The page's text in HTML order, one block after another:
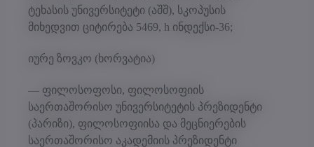
ტეხასის უნივერსიტეტი (აშშ), სკოპუსის
მიხედვით ციტირება 5469, h ინდექსი-36;
იურე ზოვკო (ხორვატია)
— ფილოსოფოსი, ფილოსოფიის
საერთაშორისო უნივერსიტეტის პრეზიდენტი
(პარიზი), ფილოსოფიისა და მეცნიერების
საერთაშორისო აკადემიის პრეზიდენტი